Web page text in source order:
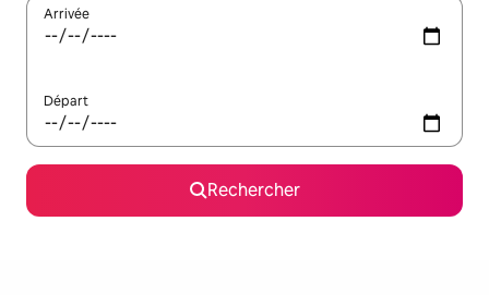
Arrivée
Départ
Rechercher